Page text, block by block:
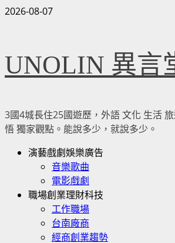
Skip
2026-08-07
UNOLIN 異言
3國4城長住25國遊歷，外語 文化 生活
悟 獨家觀點。能說多少，就說多少。
Primary演藝戲劇娛樂廣告
音樂歌曲
電影戲劇
職場創業理財科技
工作職場
台南廠商
經商創業趨勢